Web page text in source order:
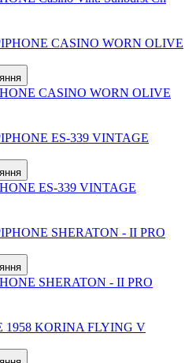
CASINO WORN OLIVE
ES-339 VINTAGE
SHERATON - II PRO